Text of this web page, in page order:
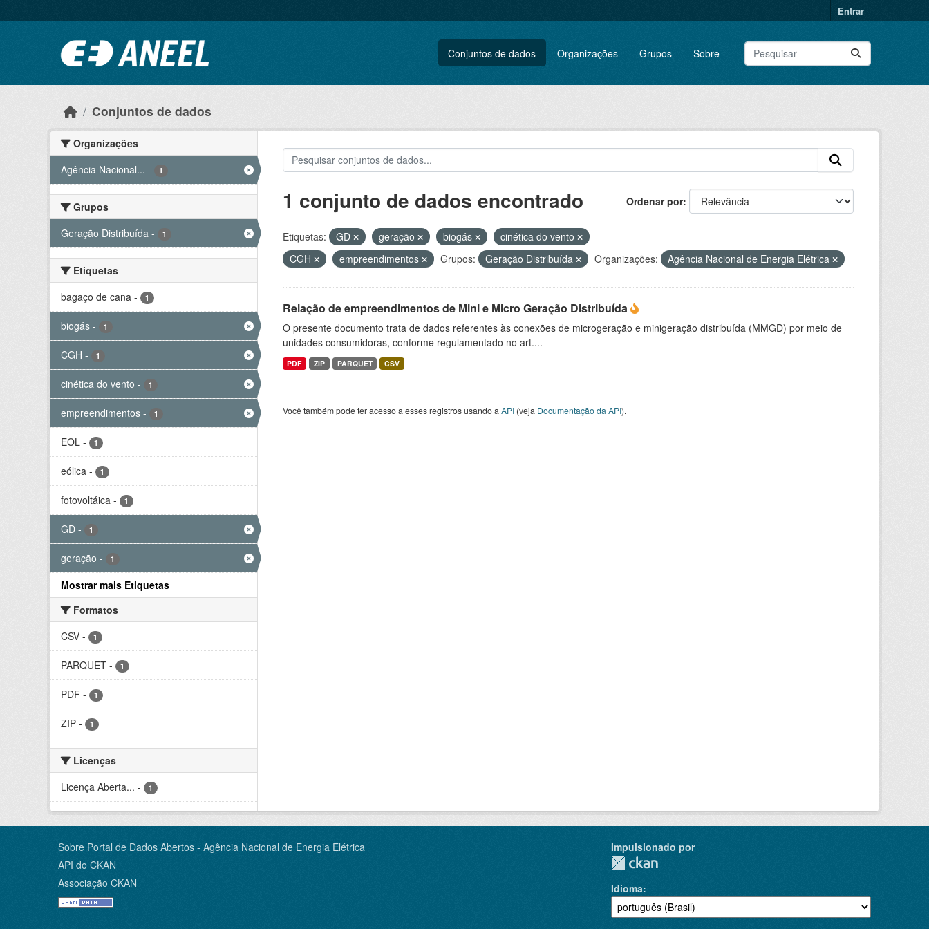
Entrar
Conjuntos de dados Organizações Grupos Sobre
Conjuntos de dados
Organizações
Agência Nacional... - 1
Grupos
Geração Distribuída - 1
Etiquetas
bagaço de cana - 1
biogás - 1
CGH - 1
cinética do vento - 1
empreendimentos - 1
EOL - 1
eólica - 1
fotovoltáica - 1
GD - 1
geração - 1
Mostrar mais Etiquetas
Formatos
CSV - 1
PARQUET - 1
PDF - 1
ZIP - 1
Licenças
Licença Aberta... - 1
Ordenar por
1 conjunto de dados encontrado
Etiquetas: GD geração biogás
cinética do vento
CGH
empreendimentos Grupos: Geração Distribuída Organizações: Agência Nacional de Energia Elétrica
Relação de empreendimentos de Mini e Micro Geração Distribuída
O presente documento trata de dados referentes às conexões de microgeração e minigeração distribuída (MMGD) por meio de
unidades consumidoras, conforme regulamentado no art....
PDF ZIP PARQUET CSV
Você também pode ter acesso a esses registros usando a API(veja Documentação da API).
Sobre Portal de Dados Abertos - Agência Nacional de Energia Elétrica
API do CKAN
Associação CKAN
Impulsionado por
Idioma